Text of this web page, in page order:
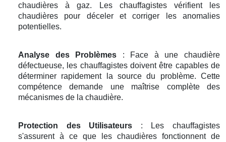
chaudières à gaz. Les chauffagistes vérifient les
chaudières pour déceler et corriger les anomalies
potentielles.
Analyse des Problèmes : Face à une chaudière
défectueuse, les chauffagistes doivent être capables de
déterminer rapidement la source du problème. Cette
compétence demande une maîtrise complète des
mécanismes de la chaudière.
Protection des Utilisateurs : Les chauffagistes
s'assurent à ce que les chaudières fonctionnent de